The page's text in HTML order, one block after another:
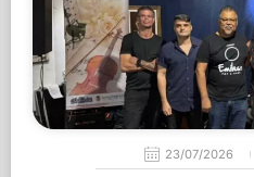
23/07/2026